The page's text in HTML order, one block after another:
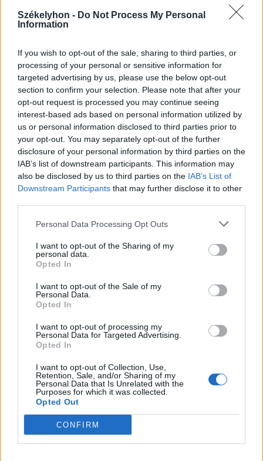
Székelyhon - Do Not Process My Personal
Information
If you wish to opt-out of the sale, sharing to third parties, or
processing of your personal or sensitive information for
targeted advertising by us, please use the below opt-out
section to confirm your selection. Please note that after your
opt-out request is processed you may continue seeing
interest-based ads based on personal information utilized by
us or personal information disclosed to third parties prior to
your opt-out. You may separately opt-out of the further
disclosure of your personal information by third parties on the
IAB’s list of downstream participants. This information may
also be disclosed by us to third parties on the IAB’s List of
Downstream Participants that may further disclose it to other
Personal Data Processing Opt Outs
I want to opt-out of the Sharing of my
personal data.
Opted In
I want to opt-out of the Sale of my
Personal Data.
Opted In
I want to opt-out of processing my
Personal Data for Targeted Advertising.
Opted In
I want to opt-out of Collection, Use,
Retention, Sale, and/or Sharing of my
Personal Data that Is Unrelated with the
Purposes for which it was collected.
Opted Out
CONFIRM
tárgyalása
2026. augusztus 06., csütörtök
Esti áramspórolásra kérik a
lakosságot, a vállalatokat és a
közintézményeket